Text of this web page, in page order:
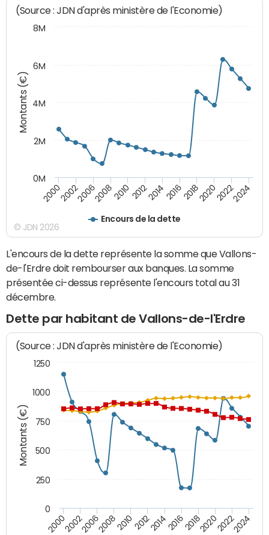
Montants (€)
(Source : JDN d'après ministère de l'Economie)
Encours de la dette
20002002200620082010 2012201420162018202020222024
0M
2M
4M
6M
8M
© JDN 2026
L'encours de la dette représente la somme que Vallons-
de-l'Erdre doit rembourser aux banques. La somme
présentée ci-dessus représente l'encours total au 31
décembre.
Dette par habitant de Vallons-de-l'Erdre
Montants (€)
(Source : JDN d'après ministère de l'Economie)
200020022006200820102012201420162018202020222024
0
250
500
750
1000
1250